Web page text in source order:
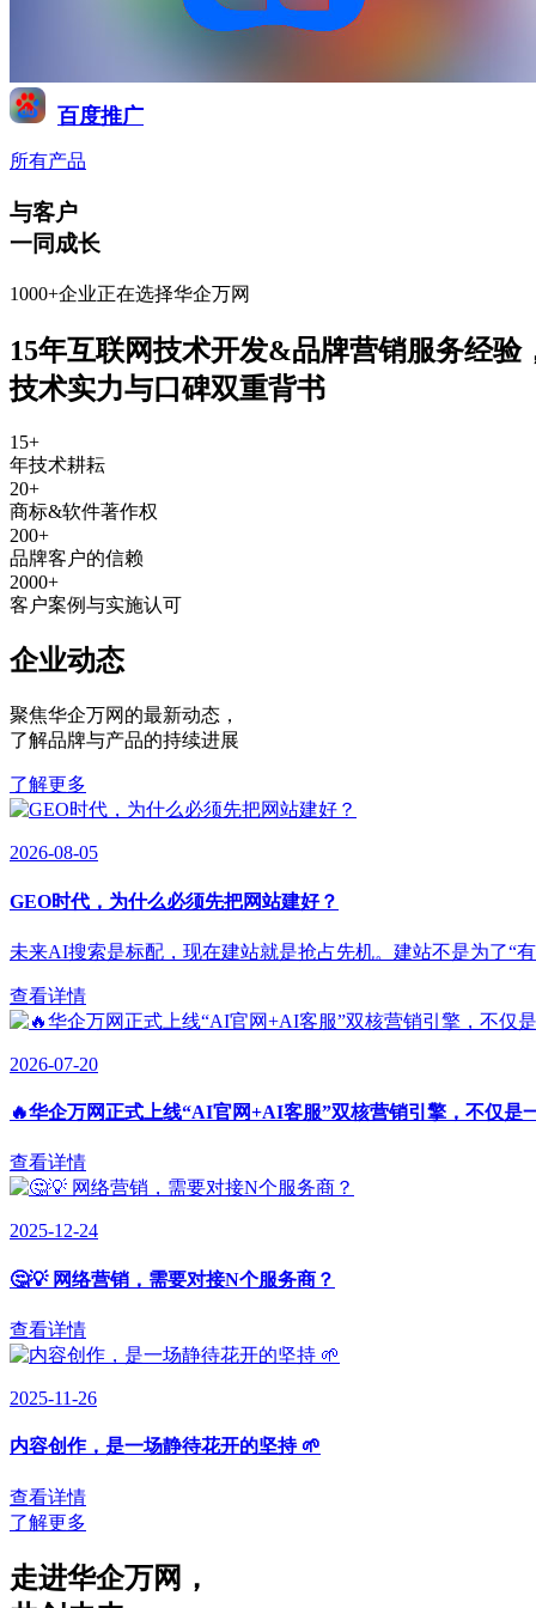
百度推广
所有产品
与客户
一同成长
1000+企业正在选择华企万网
15年互联网技术开发&品牌营销服务经验
技术实力与口碑双重背书
15+
年技术耕耘
20+
商标&软件著作权
200+
品牌客户的信赖
2000+
客户案例与实施认可
企业动态
聚焦华企万网的最新动态 ，
了解品牌与产品的持续进展
了解更多
2026-08-05
GEO时代，为什么必须先把网站建好？
未来AI搜索是标配，现在建站就是抢占先机。建站不是为了“
查看详情
2026-07-20
🔥华企万网正式上线“AI官网+AI客服”双核营销引擎，不仅是
查看详情
2025-12-24
🤔💡 网络营销，需要对接N个服务商？
查看详情
2025-11-26
内容创作，是一场静待花开的坚持 🌱
查看详情
了解更多
走进华企万网 ，